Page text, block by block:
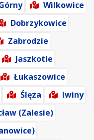
Wilkowice
Dobrzykowice
Zabrodzie
Jaszkotle
Łukaszowice
Ślęza
Iwiny
(Zalesie)